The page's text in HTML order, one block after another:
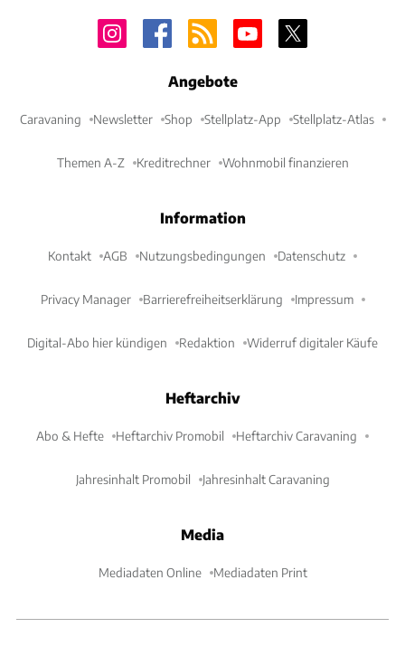
Angebote
Caravaning Newsletter Shop Stellplatz-App Stellplatz-Atlas
Themen A-Z Kreditrechner Wohnmobil finanzieren
Information
Kontakt AGB Nutzungsbedingungen Datenschutz
Privacy Manager Barrierefreiheitserklärung Impressum
Digital-Abo hier kündigen Redaktion Widerruf digitaler Käufe
Heftarchiv
Abo & Hefte Heftarchiv Promobil Heftarchiv Caravaning
Jahresinhalt Promobil Jahresinhalt Caravaning
Media
Mediadaten Online Mediadaten Print